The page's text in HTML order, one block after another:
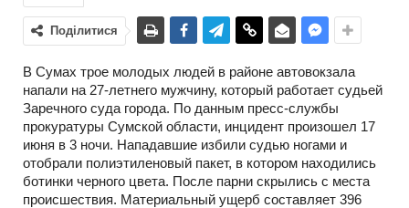
Поділитися
В Сумах трое молодых людей в районе автовокзала
напали на 27-летнего мужчину, который работает судьей
Заречного суда города. По данным пресс-службы
прокуратуры Сумской области, инцидент произошел 17
июня в 3 ночи. Нападавшие избили судью ногами и
отобрали полиэтиленовый пакет, в котором находились
ботинки черного цвета. После парни скрылись с места
происшествия. Материальный ущерб составляет 396